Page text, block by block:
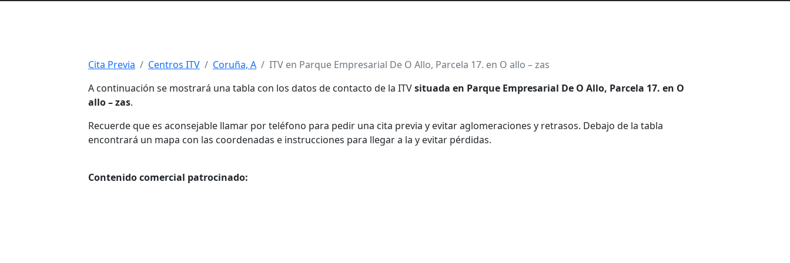
Cita Previa Centros ITV Coruña, A
ITV en Parque Empresarial De O Allo, Parcela 17. en O allo – zas
A continuación se mostrará una tabla con los datos de contacto de la ITVsituada en Parque Empresarial De O Allo, Parcela 17. en O
allo – zas.
Recuerde que es aconsejable llamar por teléfono para pedir una cita previa y evitar aglomeraciones y retrasos. Debajo de la tabla
encontrará un mapa con las coordenadas e instrucciones para llegar a la y evitar pérdidas.
Contenido comercial patrocinado: